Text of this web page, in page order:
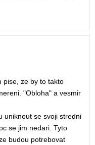
pise, ze by to takto
"Obloha" a vesmir
uniknout se svoji stredni
se jim nedari. Tyto
budou potrebovat